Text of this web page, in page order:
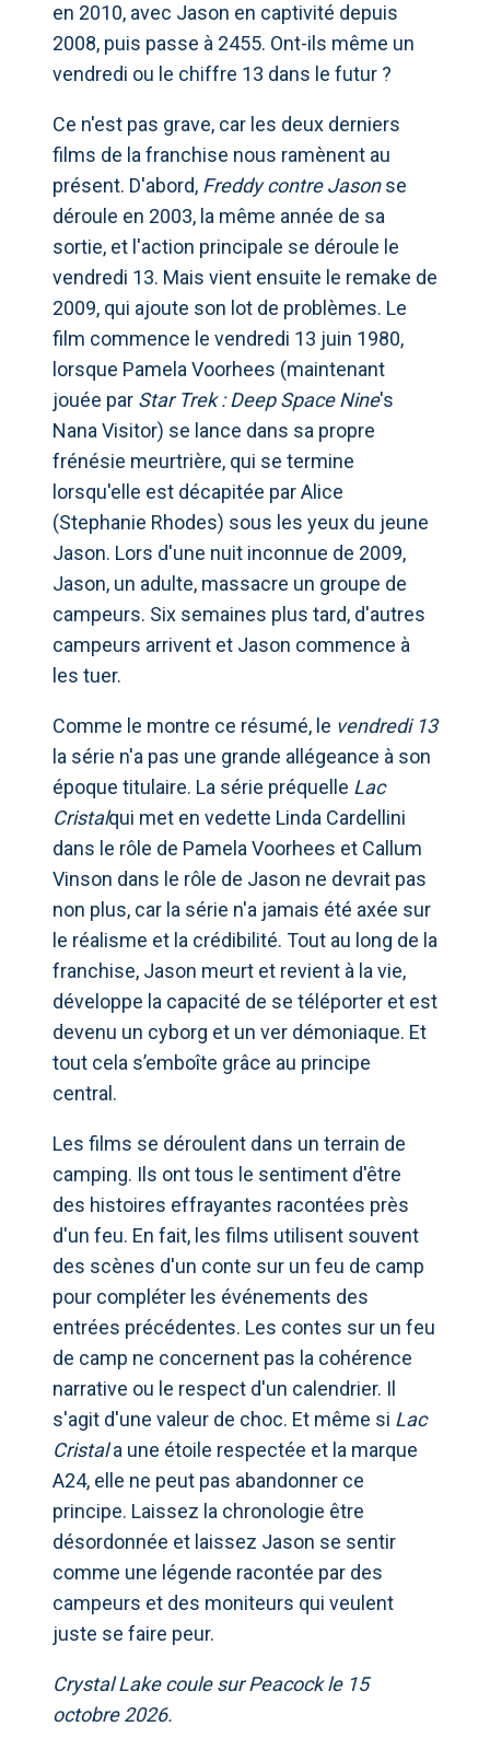
en 2010, avec Jason en captivité depuis
2008, puis passe à 2455. Ont-ils même un
vendredi ou le chiffre 13 dans le futur ?
Ce n'est pas grave, car les deux derniers
films de la franchise nous ramènent au
présent. D'abord, Freddy contre Jasonse
déroule en 2003, la même année de sa
sortie, et l'action principale se déroule le
vendredi 13. Mais vient ensuite le remake de
2009, qui ajoute son lot de problèmes. Le
film commence le vendredi 13 juin 1980,
lorsque Pamela Voorhees (maintenant
jouée par Star Trek : Deep Space Nine's
Nana Visitor) se lance dans sa propre
frénésie meurtrière, qui se termine
lorsqu'elle est décapitée par Alice
(Stephanie Rhodes) sous les yeux du jeune
Jason. Lors d'une nuit inconnue de 2009,
Jason, un adulte, massacre un groupe de
campeurs. Six semaines plus tard, d'autres
campeurs arrivent et Jason commence à
les tuer.
Comme le montre ce résumé, le vendredi 13
la série n'a pas une grande allégeance à son
époque titulaire. La série préquelle Lac
Cristalqui met en vedette Linda Cardellini
dans le rôle de Pamela Voorhees et Callum
Vinson dans le rôle de Jason ne devrait pas
non plus, car la série n'a jamais été axée sur
le réalisme et la crédibilité. Tout au long de la
franchise, Jason meurt et revient à la vie,
développe la capacité de se téléporter et est
devenu un cyborg et un ver démoniaque. Et
tout cela s’emboîte grâce au principe
central.
Les films se déroulent dans un terrain de
camping. Ils ont tous le sentiment d'être
des histoires effrayantes racontées près
d'un feu. En fait, les films utilisent souvent
des scènes d'un conte sur un feu de camp
pour compléter les événements des
entrées précédentes. Les contes sur un feu
de camp ne concernent pas la cohérence
narrative ou le respect d'un calendrier. Il
s'agit d'une valeur de choc. Et même si Lac
Cristala une étoile respectée et la marque
A24, elle ne peut pas abandonner ce
principe. Laissez la chronologie être
désordonnée et laissez Jason se sentir
comme une légende racontée par des
campeurs et des moniteurs qui veulent
juste se faire peur.
Crystal Lake coule sur Peacock le 15
octobre 2026.